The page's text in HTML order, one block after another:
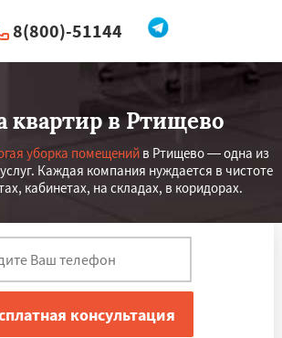
8(800)-51144
| Перезвоните мне
квартир в Ртищево
уборка помещений в Ртищево — одна из
Каждая компания нуждается в чистоте
кабинетах, на складах, в коридорах.